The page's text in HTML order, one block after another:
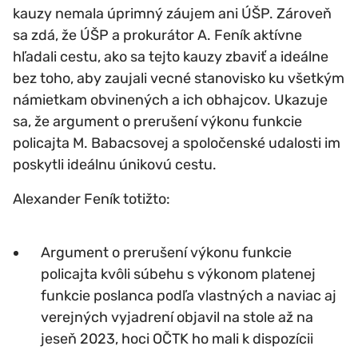
kauzy nemala úprimný záujem ani ÚŠP. Zároveň
sa zdá, že ÚŠP a prokurátor A. Feník aktívne
hľadali cestu, ako sa tejto kauzy zbaviť a ideálne
bez toho, aby zaujali vecné stanovisko ku všetkým
námietkam obvinených a ich obhajcov. Ukazuje
sa, že argument o prerušení výkonu funkcie
policajta M. Babacsovej a spoločenské udalosti im
poskytli ideálnu únikovú cestu.
Alexander Feník totižto:
Argument o prerušení výkonu funkcie
policajta kvôli súbehu s výkonom platenej
funkcie poslanca podľa vlastných a naviac aj
verejných vyjadrení objavil na stole až na
jeseň 2023, hoci OČTK ho mali k dispozícii